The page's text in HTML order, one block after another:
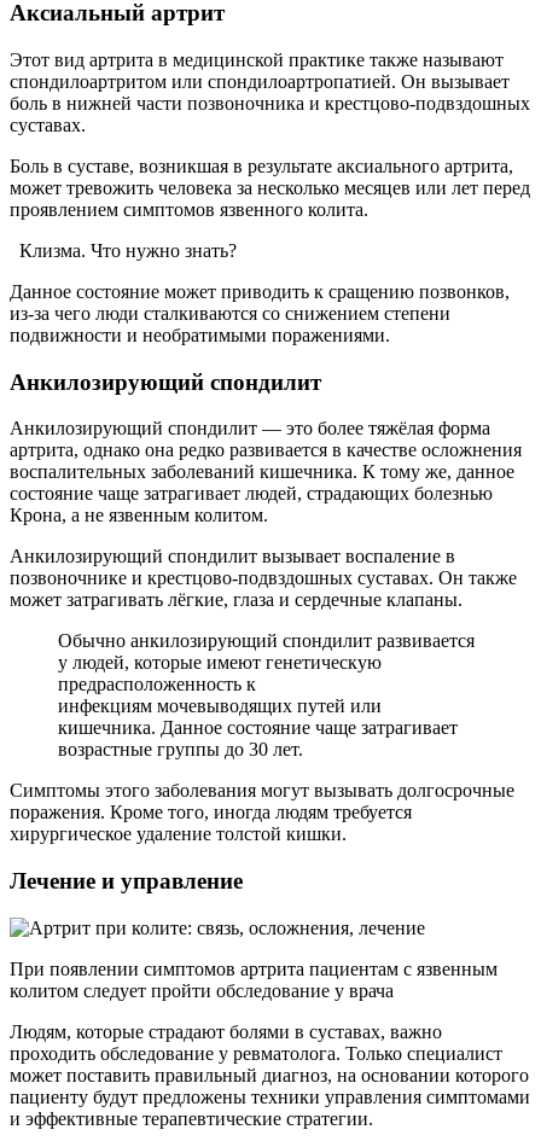
Аксиальный артрит
Этот вид артрита в медицинской практике также называют
спондилоартритом или спондилоартропатией. Он вызывает
боль в нижней части позвоночника и крестцово-подвздошных
суставах.
Боль в суставе, возникшая в результате аксиального артрита,
может тревожить человека за несколько месяцев или лет перед
проявлением симптомов язвенного колита.
Клизма. Что нужно знать?
Данное состояние может приводить к сращению позвонков,
из-за чего люди сталкиваются со снижением степени
подвижности и необратимыми поражениями.
Анкилозирующий спондилит
Анкилозирующий спондилит — это более тяжёлая форма
артрита, однако она редко развивается в качестве осложнения
воспалительных заболеваний кишечника. К тому же, данное
состояние чаще затрагивает людей, страдающих болезнью
Крона, а не язвенным колитом.
Анкилозирующий спондилит вызывает воспаление в
позвоночнике и крестцово-подвздошных суставах. Он также
может затрагивать лёгкие, глаза и сердечные клапаны.
Обычно анкилозирующий спондилит развивается
у людей, которые имеют генетическую
предрасположенность к
инфекциям мочевыводящих путей или
кишечника. Данное состояние чаще затрагивает
возрастные группы до 30 лет.
Симптомы этого заболевания могут вызывать долгосрочные
поражения. Кроме того, иногда людям требуется
хирургическое удаление толстой кишки.
Лечение и управление
При появлении симптомов артрита пациентам с язвенным
колитом следует пройти обследование у врача
Людям, которые страдают болями в суставах, важно
проходить обследование у ревматолога. Только специалист
может поставить правильный диагноз, на основании которого
пациенту будут предложены техники управления симптомами
и эффективные терапевтические стратегии.